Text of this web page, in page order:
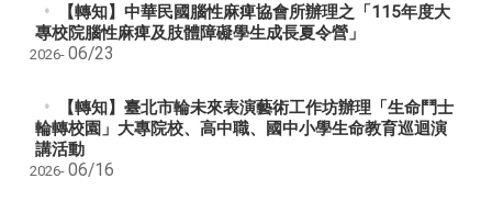
【轉知】中華民國腦性麻痺協會所辦理之「115年度大
專校院腦性麻痺及肢體障礙學生成長夏令營」
2026- 06/23
【轉知】臺北市輪未來表演藝術工作坊辦理「生命鬥士
輪轉校園」大專院校、高中職、國中小學生命教育巡迴演
講活動
2026- 06/16